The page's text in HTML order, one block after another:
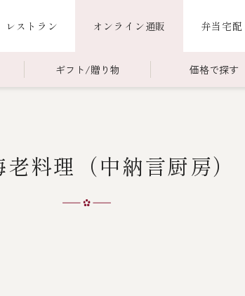
レストラン オンライン通販 弁当宅
ちそう重
誕生日重
ギフト/贈り物 価格で探す
ご利用ガイド
料理（中納言厨房）